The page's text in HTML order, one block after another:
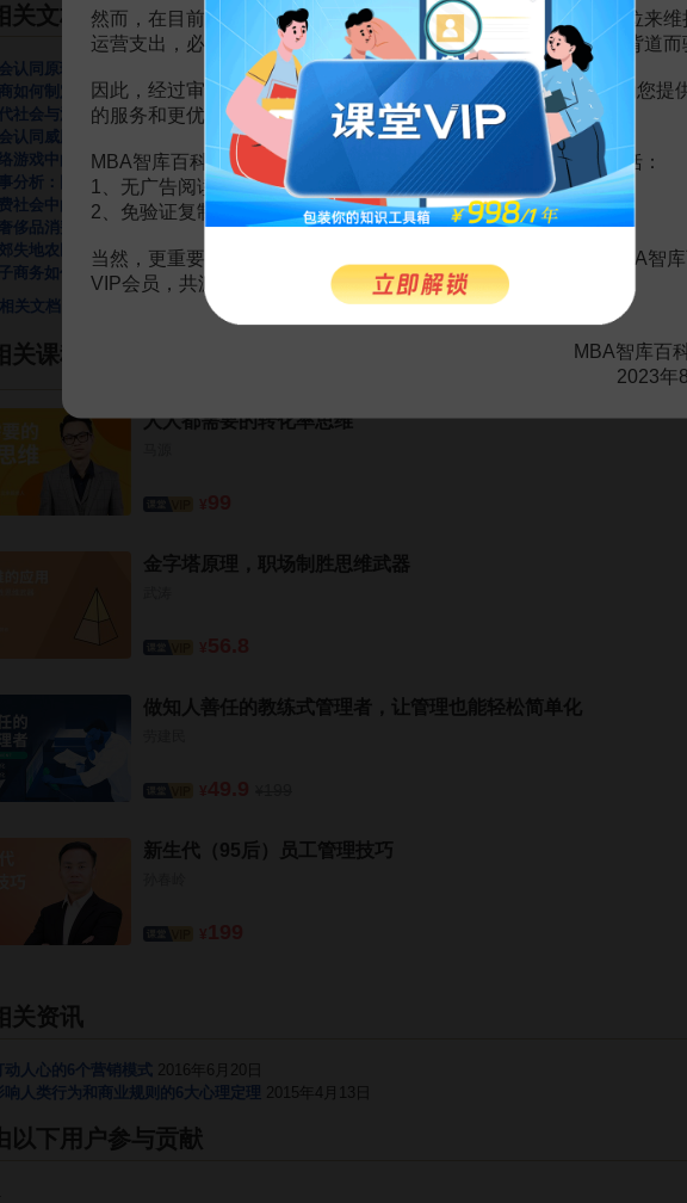
文档
认同原理在HR中的运用
如何制定“社会认同”营销策略
6页
社会与消费认同心理学——消费方式的身份认同 1页
认同威胁对信任水平的影响研究
46页
游戏中的社会互动与认同 6页
分析：网络社会认同研究的方法 6页
社会中的符号消费与身份认同 3页
侈品消费与社会身份认同
3页
失地农民的社会认同困境与社会政策的完善
商务如何制定“社会认同”营销策略
关文档
课程
人人都需要的转化率思维
金字塔原理，职场制胜思维武器
做知人善任的教练式管理者，让管理也能轻松简单化
新生代（95后）员工管理技巧
关资讯
动人心的6个营销模式 2016年6月20日
响人类行为和商业规则的6大心理定理
2015年4月13日
以下用户参与贡献
然而，在目前越来越严峻的经营挑战下，单纯依靠不断增加广告位来维
运营支出，必然会越来越影响您的使用体验，这也与我们的初衷背道而
因此，经过审慎地考虑，我们决定推出VIP会员收费制度，以便为您提
的服务和更优质的内容。
MBA智库百科VIP会员（9.9元 / 年， 点击开通 ），您的权益将包括：
1、无广告阅读；
2、免验证复制。
当然，更重要的是长期以来您对百科频道的支持。诚邀您加入MBA智
VIP会员，共渡难关，共同见证彼此的成长和进步！
MBA智库百
2023年